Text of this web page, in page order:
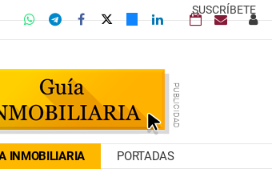
SUSCRÍBETE
INMOBILIARIA PORTADAS